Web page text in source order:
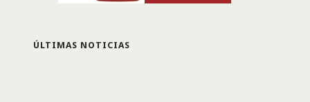
ÚLTIMAS NOTICIAS